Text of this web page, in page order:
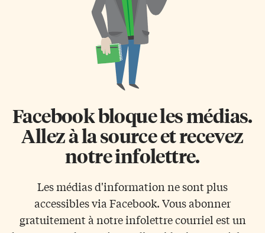
Facebook bloque les médias.
Allez à la source et recevez
notre infolettre.
Les médias d'information ne sont plus
accessibles via Facebook. Vous abonner
gratuitement à notre infolettre courriel est un